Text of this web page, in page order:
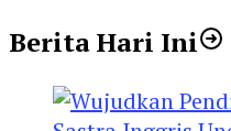
Berita Hari Ini